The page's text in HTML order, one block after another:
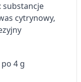
substancje
cytrynowy,
4 g